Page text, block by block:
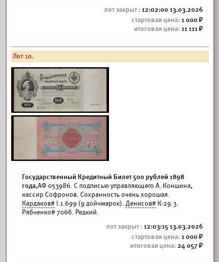
12:02:00 13.03.2026
1 000
11 111
Лот 10.
Государственный Кредитный Билет 500 рублей 1898
года,АФ 053986. С подписью управляющего А. Коншина,
кассир Софронов. Сохранность очень хорошая.
Кардаков# I.1.699 (9 дойчмарок). Денисов# К-29.3.
Рябченко# 706б. Редкий.
12:03:15 13.03.2026
1 000
24 057